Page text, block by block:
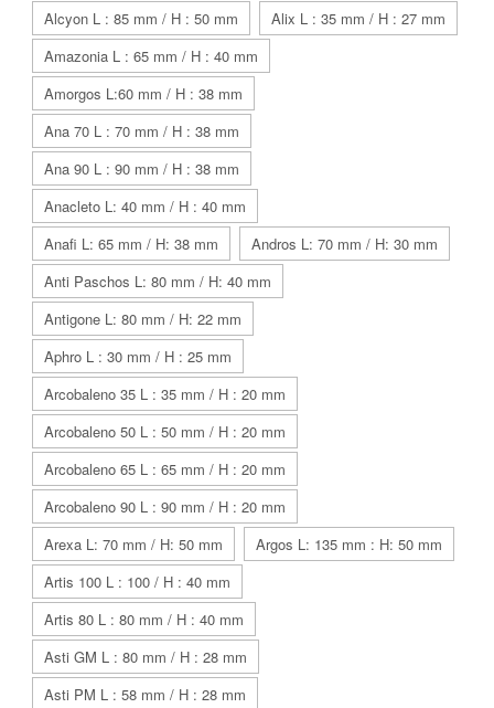
Alcyon L : 85 mm / H : 50 mm
Alix L : 35 mm / H : 27 mm
Amazonia L : 65 mm / H : 40 mm
Amorgos L:60 mm / H : 38 mm
Ana 70 L : 70 mm / H : 38 mm
Ana 90 L : 90 mm / H : 38 mm
Anacleto L: 40 mm / H : 40 mm
Anafi L: 65 mm / H: 38 mm
Andros L: 70 mm / H: 30 mm
Anti Paschos L: 80 mm / H: 40 mm
Antigone L: 80 mm / H: 22 mm
Aphro L : 30 mm / H : 25 mm
Arcobaleno 35 L : 35 mm / H : 20 mm
Arcobaleno 50 L : 50 mm / H : 20 mm
Arcobaleno 65 L : 65 mm / H : 20 mm
Arcobaleno 90 L : 90 mm / H : 20 mm
Arexa L: 70 mm / H: 50 mm
Argos L: 135 mm : H: 50 mm
Artis 100 L : 100 / H : 40 mm
Artis 80 L : 80 mm / H : 40 mm
Asti GM L : 80 mm / H : 28 mm
Asti PM L : 58 mm / H : 28 mm